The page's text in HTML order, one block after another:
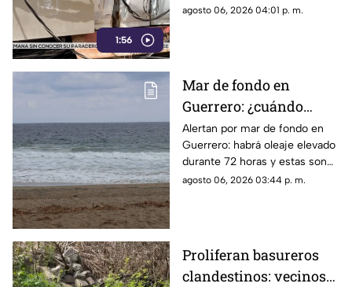
1:56
periodo de descanso y
agosto 06, 2026 04:01 p. m.
Mar de fondo en
Guerrero: ¿cuándo
llegará y qué zonas de
Acapulco serán
afectadas?
Alertan por mar de fondo en
Guerrero: habrá oleaje elevado
durante 72 horas y estas son
las zonas de Acapulco con
agosto 06, 2026 03:44 p. m.
Proliferan basureros
clandestinos: vecinos